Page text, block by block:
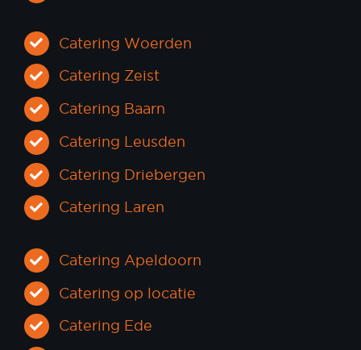
Catering Woerden
Catering Zeist
Catering Baarn
Catering Leusden
Catering Driebergen
Catering Laren
Catering Apeldoorn
Catering op locatie
Catering Ede